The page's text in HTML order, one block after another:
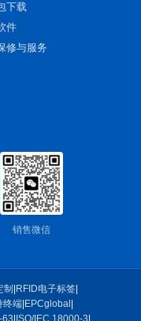
下载
件
修与服务
销售微信
制 RFID电子标签|
终端| EPCglobal